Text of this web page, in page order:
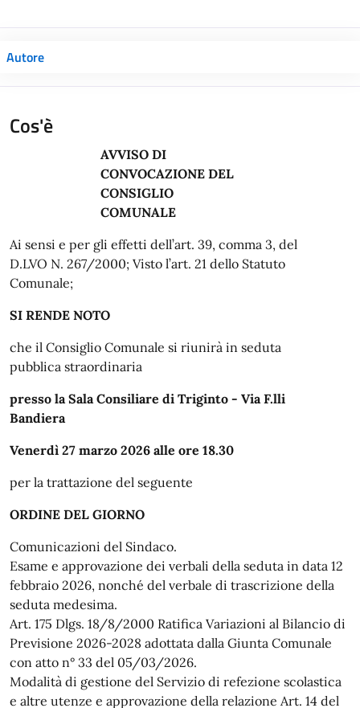
Autore
Cos'è
AVVISO DI
CONVOCAZIONE DEL
CONSIGLIO
COMUNALE
Ai sensi e per gli effetti dell’art. 39, comma 3, del
D.LVO N. 267/2000; Visto l’art. 21 dello Statuto
Comunale;
SI RENDE NOTO
che il Consiglio Comunale si riunirà in seduta
pubblica straordinaria
presso la Sala Consiliare di Triginto - Via F.lli
Bandiera
Venerdì 27 marzo 2026 alle ore 18.30
per la trattazione del seguente
ORDINE DEL GIORNO
Comunicazioni del Sindaco.
Esame e approvazione dei verbali della seduta in data 12
febbraio 2026, nonché del verbale di trascrizione della
seduta medesima.
Art. 175 Dlgs. 18/8/2000 Ratifica Variazioni al Bilancio di
Previsione 2026-2028 adottata dalla Giunta Comunale
con atto n° 33 del 05/03/2026.
Modalità di gestione del Servizio di refezione scolastica
e altre utenze e approvazione della relazione Art. 14 del